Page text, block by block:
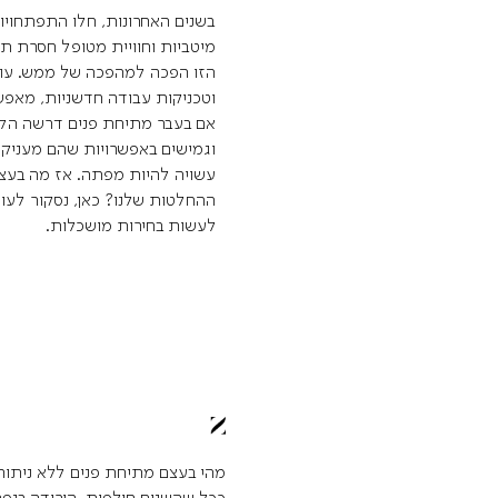
בשנים האחרונות, חלו
מיטביות וחוויית מטופל חסרת
הזו הפכה למהפכה של ממש.
וטכניקות עבודה חדשניות,
אם בעבר מתיחת פנים דרשה
וגמישים באפשרויות שהם
עשויה להיות מפתה. אז מה
ההחלטות שלנו? כאן, נסקור
לעשות בחירות מושכלות.
מהי בעצם מתיחת פנים ללא